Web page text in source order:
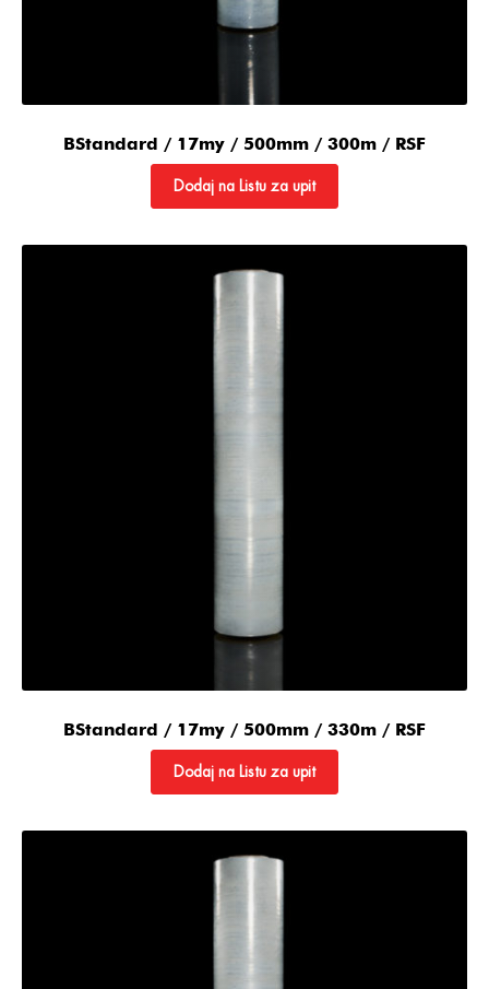
BStandard / 17my / 500mm / 300m / RSF
Dodaj na Listu za upit
BStandard / 17my / 500mm / 330m / RSF
Dodaj na Listu za upit